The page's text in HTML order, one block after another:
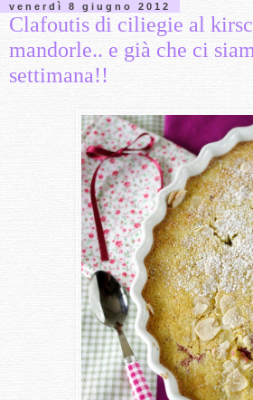
venerdì 8 giugno 2012
Clafoutis di ciliegie al
mandorle.. e già che ci
settimana!!